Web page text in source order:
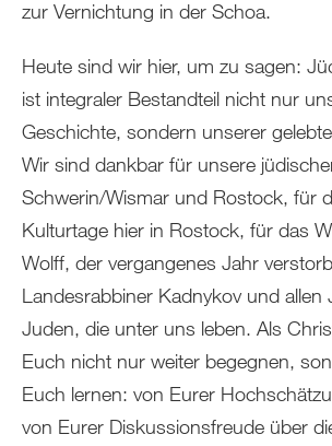
zur Vernichtung in der Schoa.
Heute sind wir hier, um zu sagen:
ist integraler Bestandteil nicht nur
Geschichte, sondern unserer
Wir sind dankbar für unsere
Schwerin/Wismar und Rostock, für
Kulturtage hier in Rostock, für das
Wolff, der vergangenes Jahr
Landesrabbiner Kadnykov und allen
Juden, die unter uns leben. Als
Euch nicht nur weiter begegnen,
Euch lernen: von Eurer
von Eurer Diskussionsfreude über